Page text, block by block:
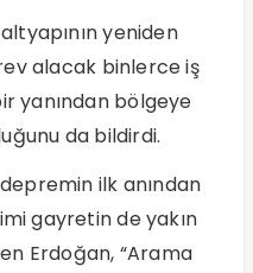
yeniden
alacak binlerce iş
yanından bölgeye
da bildirdi.
ilk anından
gayretin de yakın
Erdoğan, “Arama